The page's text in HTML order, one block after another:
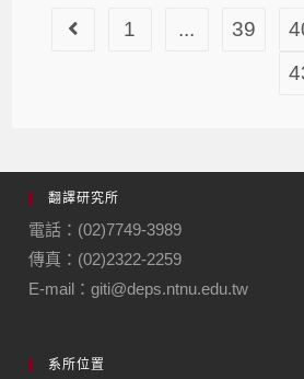
1 ... 39
翻譯研究所
電話：(02)7749-3989
傳真：(02)2322-2259
E-mail：giti@deps.ntnu.edu.tw
系所位置